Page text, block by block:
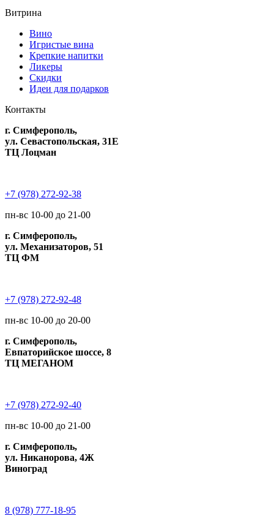
Витрина
Вино
Игристые вина
Крепкие напитки
Ликеры
Скидки
Идеи для подарков
Контакты
г. Симферополь,
ул. Севастопольская, 31Е
ТЦ Лоцман
+7 (978) 272-92-38
пн-вс 10-00 до 21-00
г. Симферополь,
ул. Механизаторов, 51
ТЦ ФМ
+7 (978) 272-92-48
пн-вс 10-00 до 20-00
г. Симферополь,
Евпаторийское шоссе, 8
ТЦ МЕГАНОМ
+7 (978) 272-92-40
пн-вс 10-00 до 21-00
г. Симферополь,
ул. Никанорова, 4Ж
Виноград
8 (978) 777-18-95